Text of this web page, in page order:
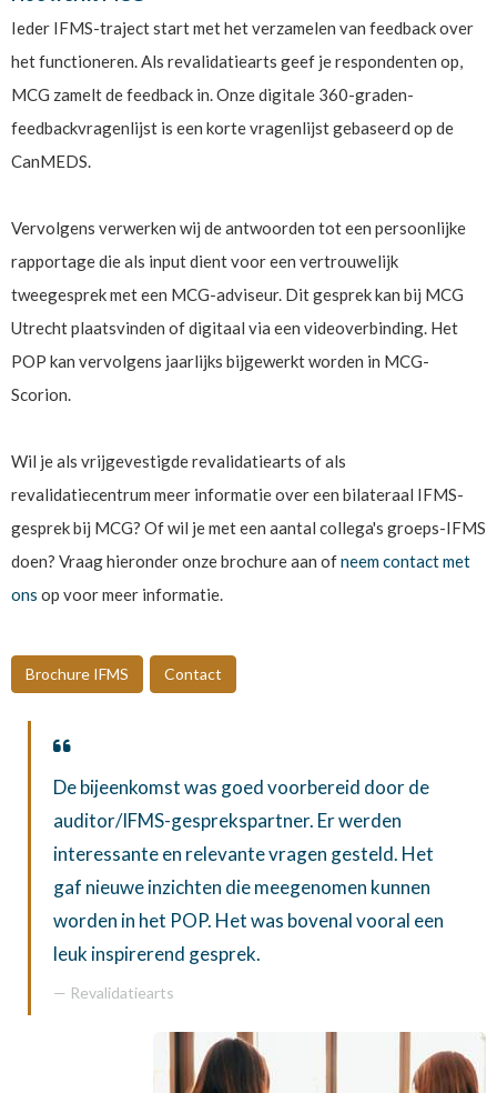
Ieder IFMS-traject start met het verzamelen van feedback over
het functioneren. Als revalidatiearts geef je respondenten op,
MCG zamelt de feedback in. Onze digitale 360-graden-
feedbackvragenlijst is een korte vragenlijst gebaseerd op de
CanMEDS.
Vervolgens verwerken wij de antwoorden tot een persoonlijke
rapportage die als input dient voor een vertrouwelijk
tweegesprek met een MCG-adviseur. Dit gesprek kan bij MCG
Utrecht plaatsvinden of digitaal via een videoverbinding. Het
POP kan vervolgens jaarlijks bijgewerkt worden in MCG-
Scorion.
Wil je als vrijgevestigde revalidatiearts of als
revalidatiecentrum meer informatie over een bilateraal IFMS-
gesprek bij MCG? Of wil je met een aantal collega's groeps-IFMS
doen? Vraag hieronder onze brochure aan ofneem contact met
ons op voor meer informatie.
Brochure IFMS Contact
De bijeenkomst was goed voorbereid door de
auditor/IFMS-gesprekspartner. Er werden
interessante en relevante vragen gesteld. Het
gaf nieuwe inzichten die meegenomen kunnen
worden in het POP. Het was bovenal vooral een
leuk inspirerend gesprek.
Revalidatiearts